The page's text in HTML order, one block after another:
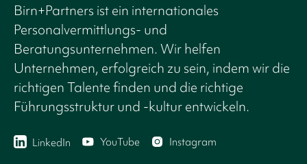
Birn+Partners ist ein internationales
Personalvermittlungs- und
Beratungsunternehmen. Wir helfen
Unternehmen, erfolgreich zu sein, indem wir die
richtigen Talente finden und die richtige
Führungsstruktur und -kultur entwickeln.
LinkedIn YouTube Instagram